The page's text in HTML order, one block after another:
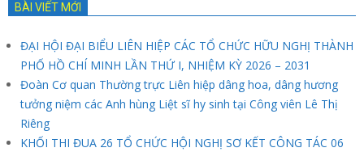
BÀI VIẾT MỚI
ĐẠI HỘI ĐẠI BIỂU LIÊN HIỆP CÁC TỔ CHỨC HỮU NGHỊ THÀNH
PHỐ HỒ CHÍ MINH LẦN THỨ I, NHIỆM KỲ 2026 – 2031
Đoàn Cơ quan Thường trực Liên hiệp dâng hoa, dâng hương
tưởng niệm các Anh hùng Liệt sĩ hy sinh tại Công viên Lê Thị
Riêng
KHỐI THI ĐUA 26 TỔ CHỨC HỘI NGHỊ SƠ KẾT CÔNG TÁC 06